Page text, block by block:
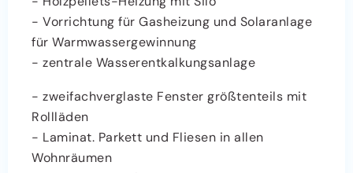
- Vorrichtung für Gasheizung und Solaranlage
für Warmwassergewinnung
- zentrale Wasserentkalkungsanlage
- zweifachverglaste Fenster größtenteils mit
Rollläden
- Laminat. Parkett und Fliesen in allen
Wohnräumen